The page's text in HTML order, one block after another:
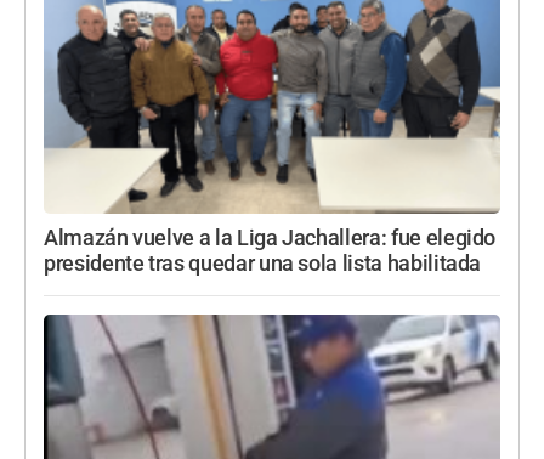
Almazán vuelve a la Liga Jachallera: fue elegido
presidente tras quedar una sola lista habilitada